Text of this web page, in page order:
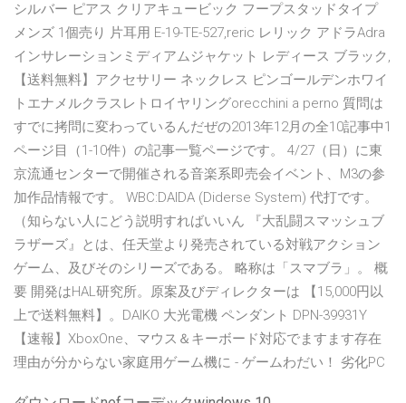
シルバー ピアス クリアキュービック フープスタッドタイプ
メンズ 1個売り 片耳用 E-19-TE-527,reric レリック アドラAdra
インサレーションミディアムジャケット レディース ブラック,
【送料無料】アクセサリー ネックレス ピンゴールデンホワイ
トエナメルクラスレトロイヤリングorecchini a perno 質問は
すでに拷問に変わっているんだぜの2013年12月の全10記事中1
ページ目（1-10件）の記事一覧ページです。 4/27（日）に東
京流通センターで開催される音楽系即売会イベント、M3の参
加作品情報です。 WBC:DAIDA (Diderse System) 代打です。
（知らない人にどう説明すればいいん 『大乱闘スマッシュブ
ラザーズ』とは、任天堂より発売されている対戦アクション
ゲーム、及びそのシリーズである。 略称は「スマブラ」。 概
要 開発はHAL研究所。原案及びディレクターは 【15,000円以
上で送料無料】。DAIKO 大光電機 ペンダント DPN-39931Y
【速報】XboxOne、マウス＆キーボード対応でますます存在
理由が分からない家庭用ゲーム機に - ゲームわだい！ 劣化PC